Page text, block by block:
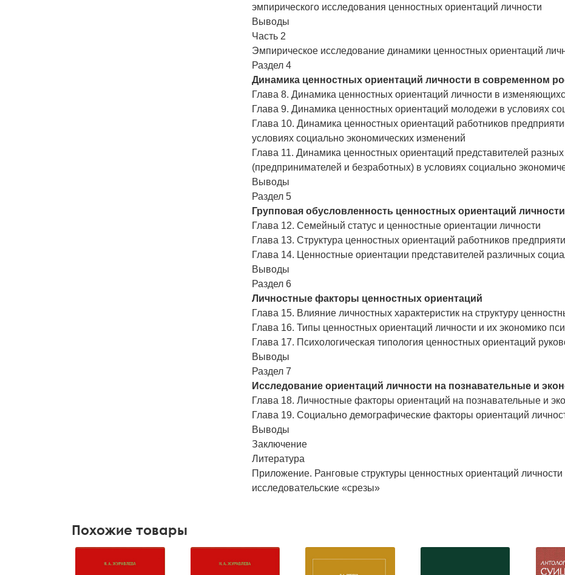
эмпирического исследования ценностных ориентаций личности
Выводы
Часть 2
Эмпирическое исследование динамики ценностных ориентаций
Раздел 4
Динамика ценностных ориентаций личности в современном
Глава 8. Динамика ценностных ориентаций личности в
Глава 9. Динамика ценностных ориентаций молодежи в условиях
Глава 10. Динамика ценностных ориентаций работников
условиях социально экономических изменений
Глава 11. Динамика ценностных ориентаций представителей
(предпринимателей и безработных) в условиях социально
Выводы
Раздел 5
Групповая обусловленность ценностных ориентаций личности
Глава 12. Семейный статус и ценностные ориентации личности
Глава 13. Структура ценностных ориентаций работников
Глава 14. Ценностные ориентации представителей различных
Выводы
Раздел 6
Личностные факторы ценностных ориентаций
Глава 15. Влияние личностных характеристик на структуру
Глава 16. Типы ценностных ориентаций личности и их экономико
Глава 17. Психологическая типология ценностных ориентаций
Выводы
Раздел 7
Исследование ориентаций личности на познавательные и
Глава 18. Личностные факторы ориентаций на познавательные и
Глава 19. Социально демографические факторы ориентаций
Выводы
Заключение
Литература
Приложение. Ранговые структуры ценностных ориентаций
исследовательские «срезы»
Похожие товары